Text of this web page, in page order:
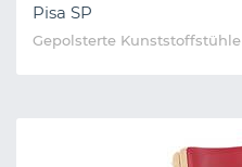
Pisa SP
Gepolsterte Kunststoffstühle